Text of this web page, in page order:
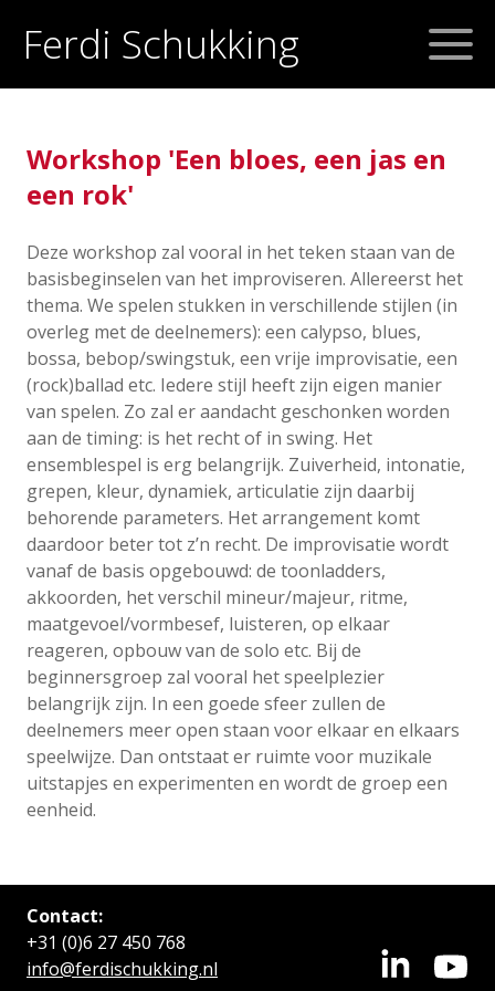
Ferdi Schukking
Workshop 'Een bloes, een jas en
een rok'
Deze workshop zal vooral in het teken staan van de
basisbeginselen van het improviseren. Allereerst het
thema. We spelen stukken in verschillende stijlen (in
overleg met de deelnemers): een calypso, blues,
bossa, bebop/swingstuk, een vrije improvisatie, een
(rock)ballad etc. Iedere stijl heeft zijn eigen manier
van spelen. Zo zal er aandacht geschonken worden
aan de timing: is het recht of in swing. Het
ensemblespel is erg belangrijk. Zuiverheid, intonatie,
grepen, kleur, dynamiek, articulatie zijn daarbij
behorende parameters. Het arrangement komt
daardoor beter tot z’n recht. De improvisatie wordt
vanaf de basis opgebouwd: de toonladders,
akkoorden, het verschil mineur/majeur, ritme,
maatgevoel/vormbesef, luisteren, op elkaar
reageren, opbouw van de solo etc. Bij de
beginnersgroep zal vooral het speelplezier
belangrijk zijn. In een goede sfeer zullen de
deelnemers meer open staan voor elkaar en elkaars
speelwijze. Dan ontstaat er ruimte voor muzikale
uitstapjes en experimenten en wordt de groep een
eenheid.
Contact:
+31 (0)6 27 450 768
info@ferdischukking.nl